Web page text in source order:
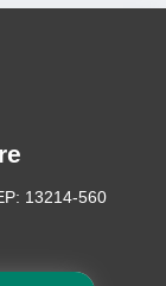
13214-560